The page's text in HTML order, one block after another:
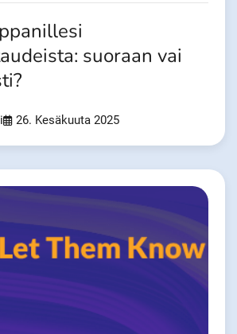
suoraan vai
26. Kesäkuuta 2025